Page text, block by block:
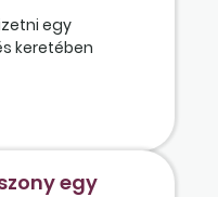
egy
keretében
egy